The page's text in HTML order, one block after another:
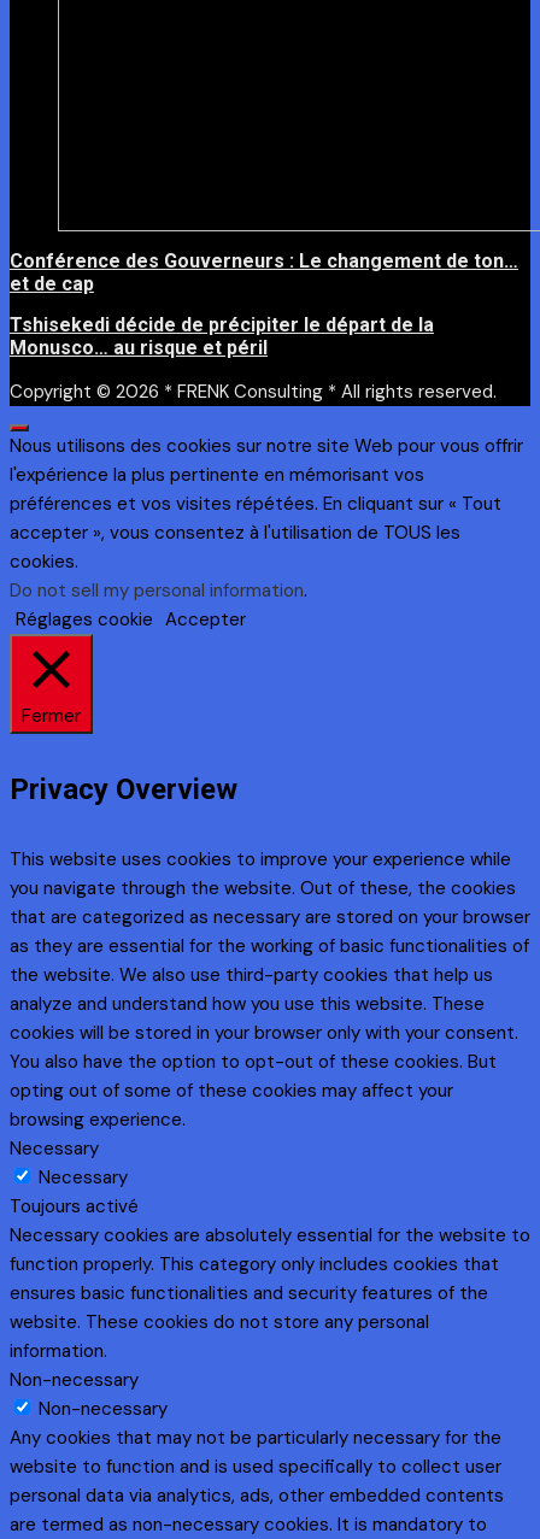
Conférence des Gouverneurs : Le changement de ton…
et de cap
Tshisekedi décide de précipiter le départ de la
Monusco… au risque et péril
Copyright © 2026 * FRENK Consulting * All rights reserved.
Nous utilisons des cookies sur notre site Web pour vous offrir
l'expérience la plus pertinente en mémorisant vos
préférences et vos visites répétées. En cliquant sur « Tout
accepter », vous consentez à l'utilisation de TOUS les
cookies.
Do not sell my personal information.
Réglages cookie Accepter
Fermer
Privacy Overview
This website uses cookies to improve your experience while
you navigate through the website. Out of these, the cookies
that are categorized as necessary are stored on your browser
as they are essential for the working of basic functionalities of
the website. We also use third-party cookies that help us
analyze and understand how you use this website. These
cookies will be stored in your browser only with your consent.
You also have the option to opt-out of these cookies. But
opting out of some of these cookies may affect your
browsing experience.
Necessary
Necessary
Toujours activé
Necessary cookies are absolutely essential for the website to
function properly. This category only includes cookies that
ensures basic functionalities and security features of the
website. These cookies do not store any personal
information.
Non-necessary
Non-necessary
Any cookies that may not be particularly necessary for the
website to function and is used specifically to collect user
personal data via analytics, ads, other embedded contents
are termed as non-necessary cookies. It is mandatory to